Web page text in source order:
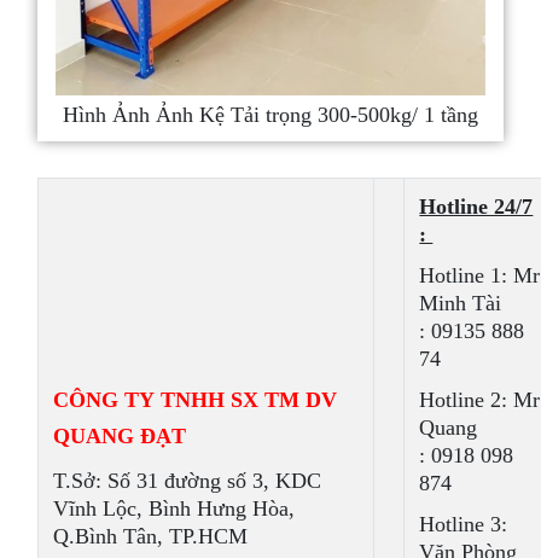
Hình Ảnh Ảnh Kệ Tải trọng 300-500kg/ 1 tầng
CÔNG TY TNHH SX TM DV
QUANG ĐẠT
T.Sở: Số 31 đường số 3, KDC
Vĩnh Lộc, Bình Hưng Hòa,
Q.Bình Tân, TP.HCM
Hotline 24/7
:
Hotline 1: Mr
Minh Tài
: 09135 888
74
Hotline 2: Mr
Quang
: 0918 098
874
Hotline 3:
Văn Phòng